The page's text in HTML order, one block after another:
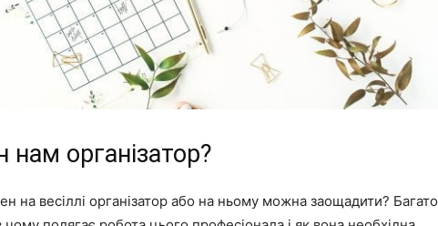
нам організатор?
на весіллі організатор або на ньому можна заощадити? Багато